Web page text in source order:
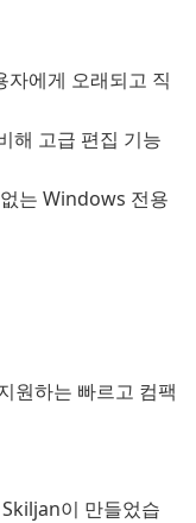
에게 오래되고 직
해 고급 편집 기능
는 Windows 전용
원하는 빠르고 컴팩
이 만들었습